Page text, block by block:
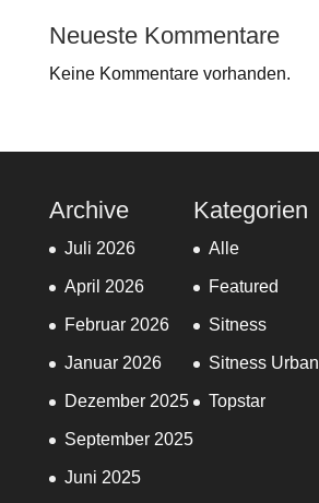
Neueste Kommentare
Keine Kommentare vorhanden.
Archive
Juli 2026
April 2026
Februar 2026
Januar 2026
Dezember 2025
September 2025
Juni 2025
Kategorien
Alle
Featured
Sitness
Sitness Urban
Topstar